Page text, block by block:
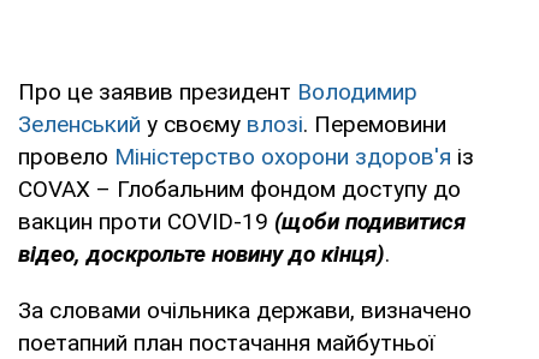
Про це заявив президент Володимир
Зеленський у своєму влозі. Перемовини
провело Міністерство охорони здоров'я із
COVAX – Глобальним фондом доступу до
вакцин проти COVID-19 (щоби подивитися
відео, доскрольте новину до кінця).
За словами очільника держави, визначено
поетапний план постачання майбутньої